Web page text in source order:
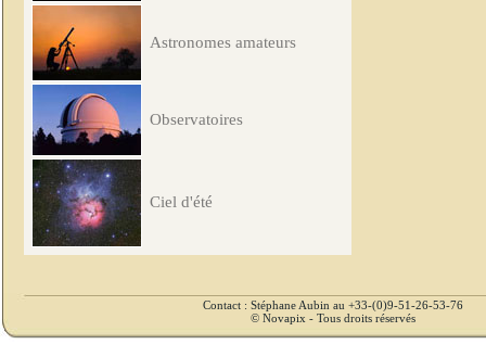
Astronomes amateurs
Observatoires
Ciel d'été
Contact : Stéphane Aubin au +33-(0)9-51-26-53-76
© Novapix - Tous droits réservés